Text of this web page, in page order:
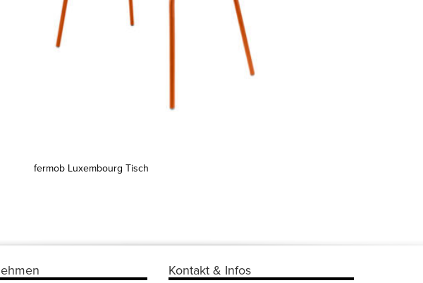
fermob Luxembourg Tisch
Kontakt & Infos